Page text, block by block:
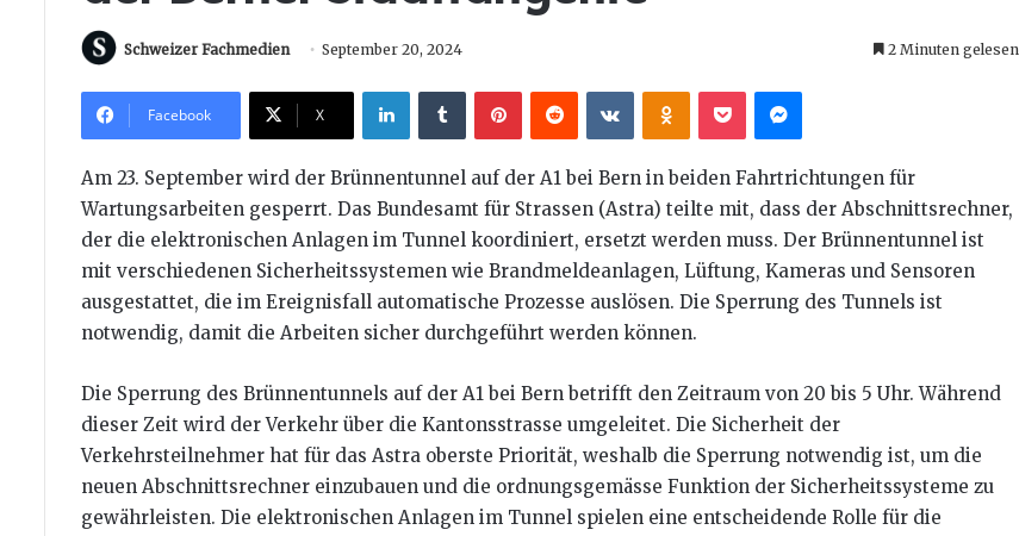
Schweizer Fachmedien September 20, 2024 2 Minuten gelesen
Facebook X
LinkedInTumblrPinterestRedditVKontakteOdnoklassniki
PocketMessenger
Am 23. September wird der Brünnentunnel auf der A1 bei Bern in beiden Fahrtrichtungen für
Wartungsarbeiten gesperrt. Das Bundesamt für Strassen (Astra) teilte mit, dass der Abschnittsrechner,
der die elektronischen Anlagen im Tunnel koordiniert, ersetzt werden muss. Der Brünnentunnel ist
mit verschiedenen Sicherheitssystemen wie Brandmeldeanlagen, Lüftung, Kameras und Sensoren
ausgestattet, die im Ereignisfall automatische Prozesse auslösen. Die Sperrung des Tunnels ist
notwendig, damit die Arbeiten sicher durchgeführt werden können.
Die Sperrung des Brünnentunnels auf der A1 bei Bern betrifft den Zeitraum von 20 bis 5 Uhr. Während
dieser Zeit wird der Verkehr über die Kantonsstrasse umgeleitet. Die Sicherheit der
Verkehrsteilnehmer hat für das Astra oberste Priorität, weshalb die Sperrung notwendig ist, um die
neuen Abschnittsrechner einzubauen und die ordnungsgemässe Funktion der Sicherheitssysteme zu
gewährleisten. Die elektronischen Anlagen im Tunnel spielen eine entscheidende Rolle für die